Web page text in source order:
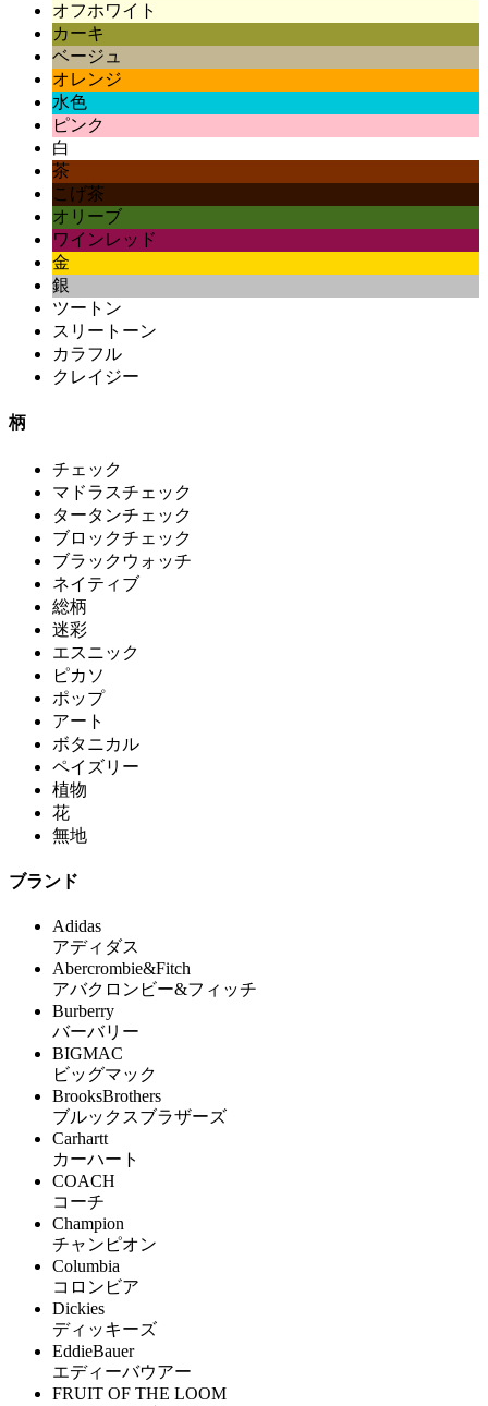
オフホワイト
カーキ
ベージュ
オレンジ
水色
ピンク
白
茶
こげ茶
オリーブ
ワインレッド
金
銀
ツートン
スリートーン
カラフル
クレイジー
柄
チェック
マドラスチェック
タータンチェック
ブロックチェック
ブラックウォッチ
ネイティブ
総柄
迷彩
エスニック
ピカソ
ポップ
アート
ボタニカル
ペイズリー
植物
花
無地
ブランド
Adidas
アディダス
Abercrombie&Fitch
アバクロンビー&フィッチ
Burberry
バーバリー
BIGMAC
ビッグマック
BrooksBrothers
ブルックスブラザーズ
Carhartt
カーハート
COACH
コーチ
Champion
チャンピオン
Columbia
コロンビア
Dickies
ディッキーズ
EddieBauer
エディーバウアー
FRUIT OF THE LOOM